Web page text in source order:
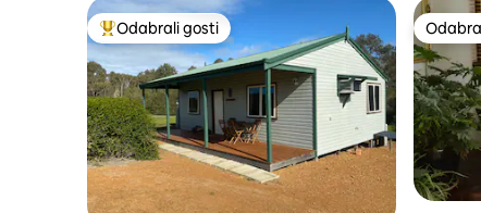
Među najviše rangiranima s oznakom „Odabrali gosti”
Odabrali gosti